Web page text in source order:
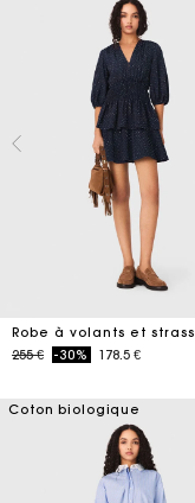
Robe à volants et strass
Price reduced from
255 €to-30% 178.5 €
Coton biologique